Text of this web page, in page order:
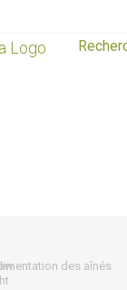
des aînés